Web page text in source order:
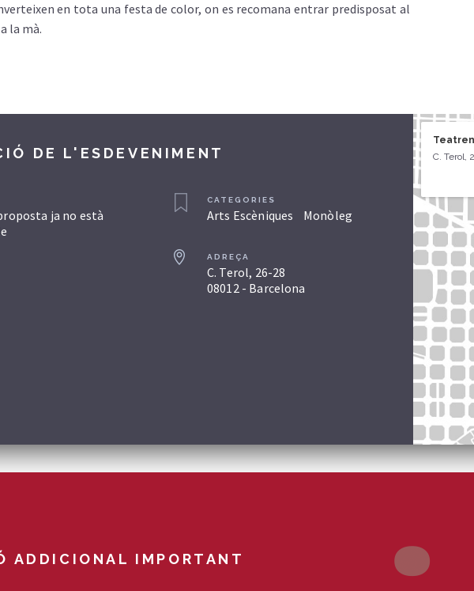
en tota una festa de color, on es recomana entrar predisposat al
la mà.
DE L'ESDEVENIMENT
ja no està
CATEGORIES
Arts Escèniques Monòleg
ADREÇA
C. Terol, 26-28
08012 - Barcelona
C. Terol,
ADDICIONAL IMPORTANT